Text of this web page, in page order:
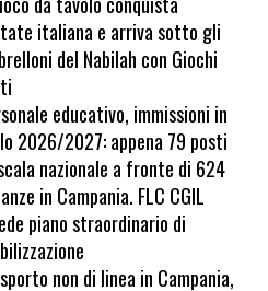
italiana e arriva sotto gli
del Nabilah con Giochi
educativo, immissioni in
2026/2027: appena 79 posti
nazionale a fronte di 624
in Campania. FLC CGIL
piano straordinario di
non di linea in Campania,